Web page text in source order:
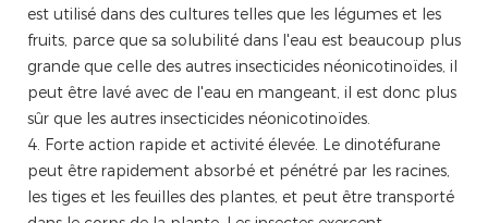
est utilisé dans des cultures telles que les légumes et les
fruits, parce que sa solubilité dans l'eau est beaucoup plus
grande que celle des autres insecticides néonicotinoïdes, il
peut être lavé avec de l'eau en mangeant, il est donc plus
sûr que les autres insecticides néonicotinoïdes.
4. Forte action rapide et activité élevée. Le dinotéfurane
peut être rapidement absorbé et pénétré par les racines,
les tiges et les feuilles des plantes, et peut être transporté